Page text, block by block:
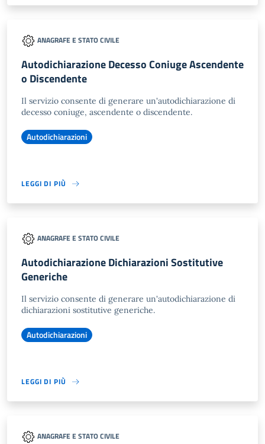
ANAGRAFE E STATO CIVILE
Autodichiarazione Decesso Coniuge Ascendente
o Discendente
Il servizio consente di generare un'autodichiarazione di
decesso coniuge, ascendente o discendente.
Autodichiarazioni
LEGGI DI PIÙ
ANAGRAFE E STATO CIVILE
Autodichiarazione Dichiarazioni Sostitutive
Generiche
Il servizio consente di generare un'autodichiarazione di
dichiarazioni sostitutive generiche.
Autodichiarazioni
LEGGI DI PIÙ
ANAGRAFE E STATO CIVILE